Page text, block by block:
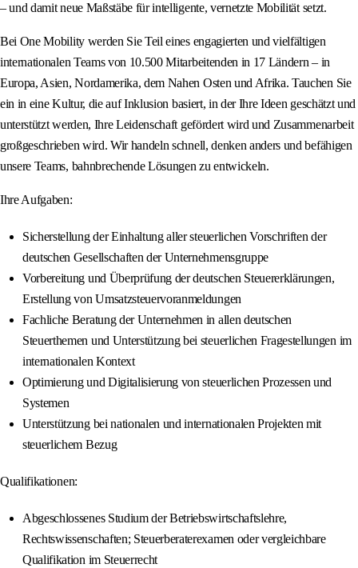
– und damit neue Maßstäbe für intelligente, vernetzte Mobilität setzt.
Bei One Mobility werden Sie Teil eines engagierten und vielfältigen
internationalen Teams von 10.500 Mitarbeitenden in 17 Ländern – in
Europa, Asien, Nordamerika, dem Nahen Osten und Afrika. Tauchen Sie
ein in eine Kultur, die auf Inklusion basiert, in der Ihre Ideen geschätzt und
unterstützt werden, Ihre Leidenschaft gefördert wird und Zusammenarbeit
großgeschrieben wird. Wir handeln schnell, denken anders und befähigen
unsere Teams, bahnbrechende Lösungen zu entwickeln.
Ihre Aufgaben:
Sicherstellung der Einhaltung aller steuerlichen Vorschriften der
deutschen Gesellschaften der Unternehmensgruppe
Vorbereitung und Überprüfung der deutschen Steuererklärungen,
Erstellung von Umsatzsteuervoranmeldungen
Fachliche Beratung der Unternehmen in allen deutschen
Steuerthemen und Unterstützung bei steuerlichen Fragestellungen im
internationalen Kontext
Optimierung und Digitalisierung von steuerlichen Prozessen und
Systemen
Unterstützung bei nationalen und internationalen Projekten mit
steuerlichem Bezug
Qualifikationen:
Abgeschlossenes Studium der Betriebswirtschaftslehre,
Rechtswissenschaften; Steuerberaterexamen oder vergleichbare
Qualifikation im Steuerrecht